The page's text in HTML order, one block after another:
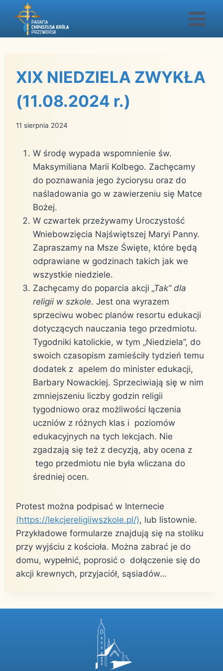
Przejdź
XIX NIEDZIELA ZWYKŁA
(11.08.2024 r.)
11 sierpnia 2024
W środę wypada wspomnienie św.
Maksymiliana Marii Kolbego. Zachęcamy
do poznawania jego życiorysu oraz do
naśladowania go w zawierzeniu się Matce
Bożej.
W czwartek przeżywamy Uroczystość
Wniebowzięcia Najświętszej Maryi Panny.
Zapraszamy na Msze Święte, które będą
odprawiane w godzinach takich jak we
wszystkie niedziele.
Zachęcamy do poparcia akcji „Tak” dla
religii w szkole. Jest ona wyrazem
sprzeciwu wobec planów resortu edukacji
dotyczących nauczania tego przedmiotu.
Tygodniki katolickie, w tym „Niedziela”, do
swoich czasopism zamieściły tydzień temu
dodatek z apelem do minister edukacji,
Barbary Nowackiej. Sprzeciwiają się w nim
zmniejszeniu liczby godzin religii
tygodniowo oraz możliwości łączenia
uczniów z różnych klas i poziomów
edukacyjnych na tych lekcjach. Nie
zgadzają się też z decyzją, aby ocena z
tego przedmiotu nie była wliczana do
średniej ocen.
Protest można podpisać w Internecie
(https://lekcjereligiiwszkole.pl/), lub listownie.
Przykładowe formularze znajdują się na stoliku
przy wyjściu z kościoła. Można zabrać je do
domu, wypełnić, poprosić o dołączenie się do
akcji krewnych, przyjaciół, sąsiadów…